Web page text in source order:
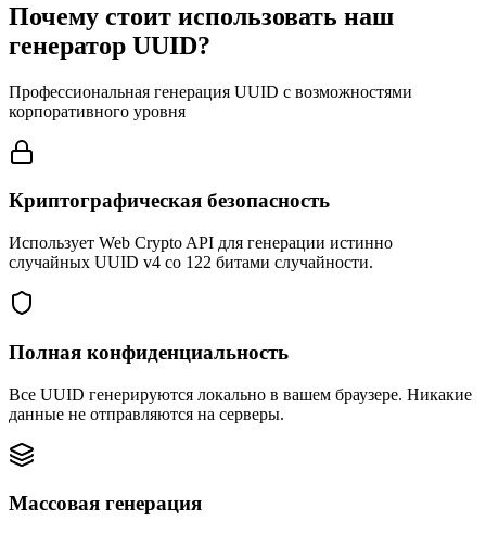
Почему стоит использовать наш
генератор UUID?
Профессиональная генерация UUID с возможностями
корпоративного уровня
Криптографическая безопасность
Использует Web Crypto API для генерации истинно
случайных UUID v4 со 122 битами случайности.
Полная конфиденциальность
Все UUID генерируются локально в вашем браузере. Никакие
данные не отправляются на серверы.
Массовая генерация